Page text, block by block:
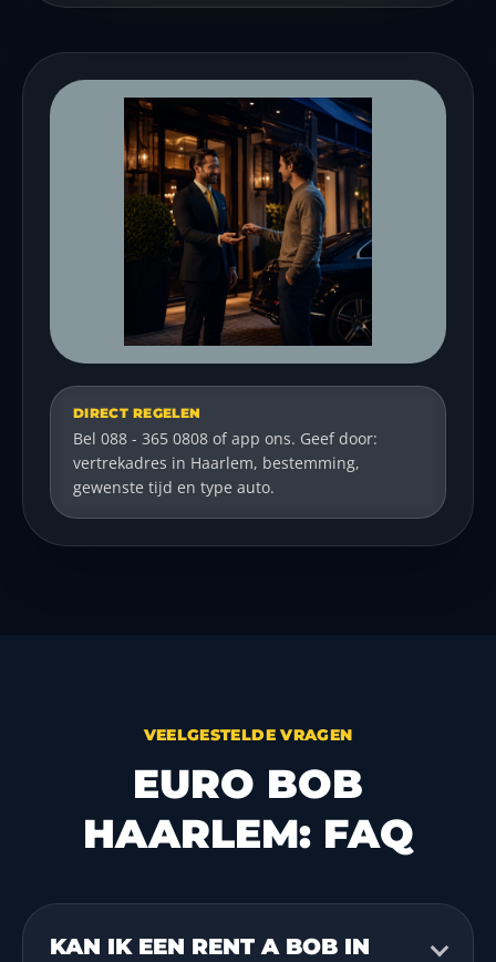
DIRECT REGELEN
Bel 088 - 365 0808 of app ons. Geef door:
vertrekadres in Haarlem, bestemming,
gewenste tijd en type auto.
VEELGESTELDE VRAGEN
EURO BOB
HAARLEM: FAQ
KAN IK EEN RENT A BOB IN